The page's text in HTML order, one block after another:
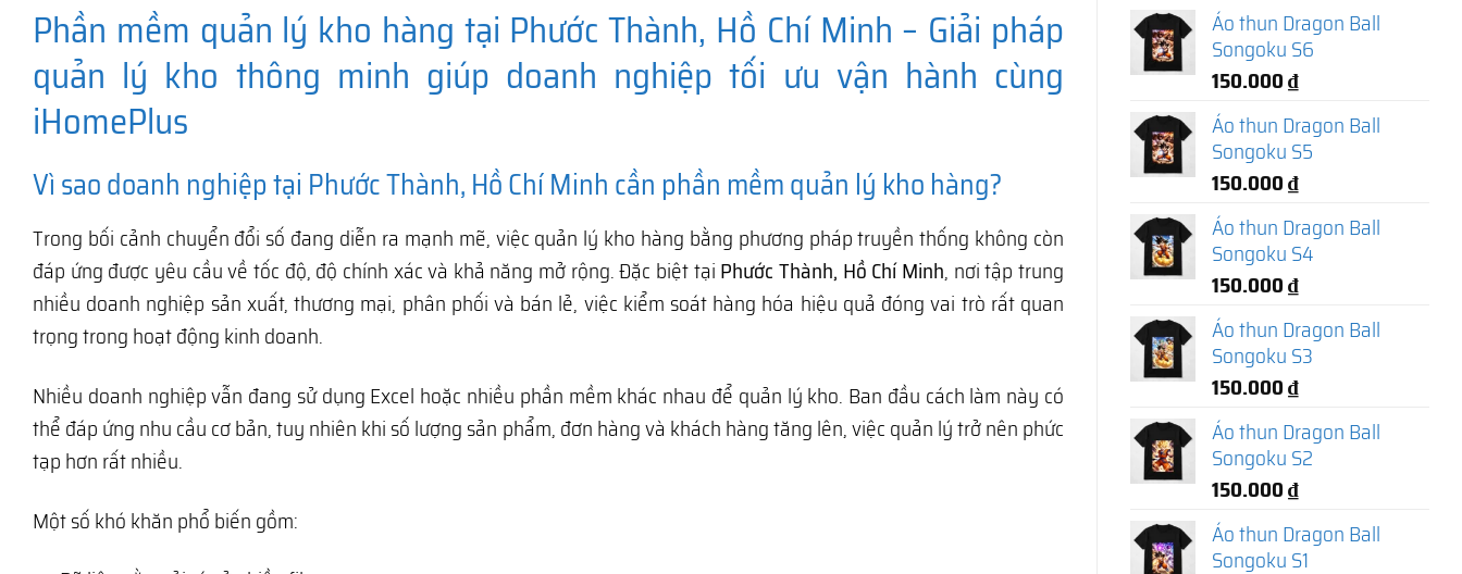
Phần mềm quản lý kho hàng tại Phước Thành, Hồ Chí Minh – Giải pháp
quản lý kho thông minh giúp doanh nghiệp tối ưu vận hành cùng
iHomePlus
Vì sao doanh nghiệp tại Phước Thành, Hồ Chí Minh cần phần mềm quản lý kho hàng?
Trong bối cảnh chuyển đổi số đang diễn ra mạnh mẽ, việc quản lý kho hàng bằng phương pháp truyền thống không còn
đáp ứng được yêu cầu về tốc độ, độ chính xác và khả năng mở rộng. Đặc biệt tại Phước Thành, Hồ Chí Minh, nơi tập trung
nhiều doanh nghiệp sản xuất, thương mại, phân phối và bán lẻ, việc kiểm soát hàng hóa hiệu quả đóng vai trò rất quan
trọng trong hoạt động kinh doanh.
Nhiều doanh nghiệp vẫn đang sử dụng Excel hoặc nhiều phần mềm khác nhau để quản lý kho. Ban đầu cách làm này có
thể đáp ứng nhu cầu cơ bản, tuy nhiên khi số lượng sản phẩm, đơn hàng và khách hàng tăng lên, việc quản lý trở nên phức
tạp hơn rất nhiều.
Một số khó khăn phổ biến gồm:
Áo thun Dragon Ball
Songoku S6
150.000₫
Áo thun Dragon Ball
Songoku S5
150.000₫
Áo thun Dragon Ball
Songoku S4
150.000₫
Áo thun Dragon Ball
Songoku S3
150.000₫
Áo thun Dragon Ball
Songoku S2
150.000₫
Áo thun Dragon Ball
Songoku S1